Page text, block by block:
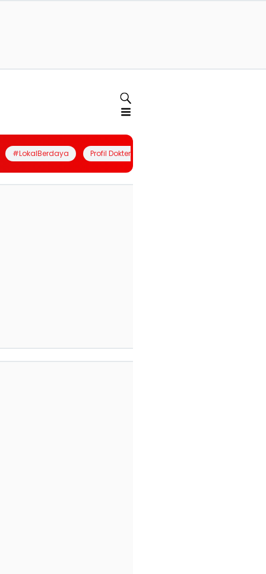
#LokalBerdaya Profil Dokter